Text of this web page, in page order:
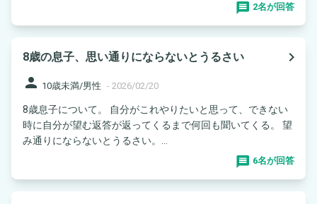
2名が回答
8歳の息子、思い通りにならないとうるさい
navigate_next
person 10歳未満/男性 - 2026/02/20
8歳息子について。 自分がこれやりたいと思って、できない
時に自分が望む返答が返ってくるまで何回も聞いてくる。 望
み通りにならないとうるさい。...
6名が回答